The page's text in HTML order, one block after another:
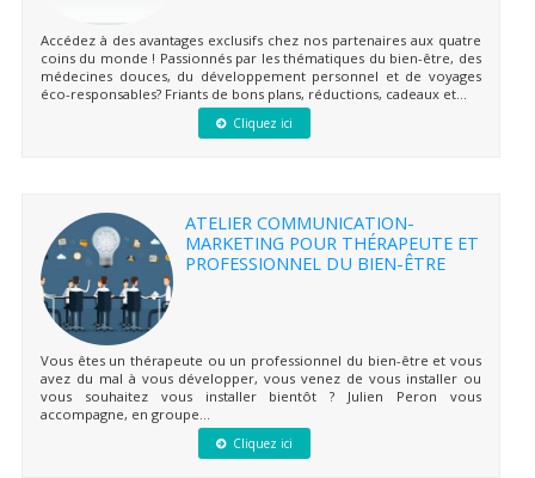
Accédez à des avantages exclusifs chez nos partenaires aux quatre
coins du monde ! Passionnés par les thématiques du bien-être, des
médecines douces, du développement personnel et de voyages
éco-responsables? Friants de bons plans, réductions, cadeaux et...
Cliquez ici
ATELIER COMMUNICATION-
MARKETING POUR THÉRAPEUTE ET
PROFESSIONNEL DU BIEN-ÊTRE
Vous êtes un thérapeute ou un professionnel du bien-être et vous
avez du mal à vous développer, vous venez de vous installer ou
vous souhaitez vous installer bientôt ? Julien Peron vous
accompagne, en groupe...
Cliquez ici